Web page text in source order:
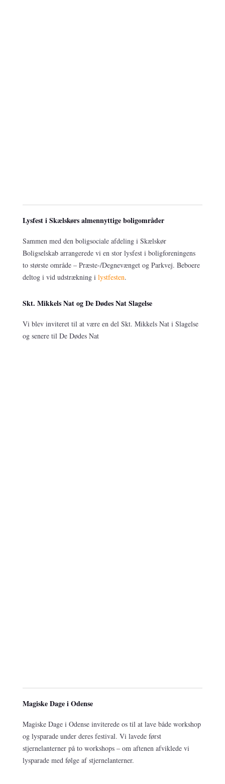
Lysfest i Skælskørs almennyttige boligområder
Sammen med den boligsociale afdeling i Skælskør
Boligselskab arrangerede vi en stor lysfest i boligforeningens
to største område – Præste-/Degnevænget og Parkvej. Beboere
deltog i vid udstrækning i lystfesten.
Skt. Mikkels Nat og De Dødes Nat Slagelse
Vi blev inviteret til at være en del Skt. Mikkels Nat i Slagelse
og senere til De Dødes Nat
Magiske Dage i Odense
Magiske Dage i Odense inviterede os til at lave både workshop
og lysparade under deres festival. Vi lavede først
stjernelanterner på to workshops – om aftenen afviklede vi
lysparade med følge af stjernelanterner.